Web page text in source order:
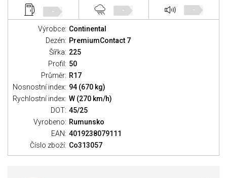
- - -
Výrobce: Continental
Dezén: PremiumContact 7
Šířka: 225
Profil: 50
Průměr: R17
Nosnostní index: 94 (670 kg)
Rychlostní index: W (270 km/h)
DOT: 45/25
Vyrobeno: Rumunsko
EAN: 4019238079111
Číslo zboží: Co313057